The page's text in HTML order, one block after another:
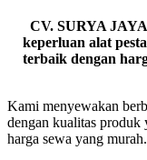
CV. SURYA
keperluan alat
terbaik dengan
Kami menyewakan
dengan kualitas produk
harga sewa yang murah.